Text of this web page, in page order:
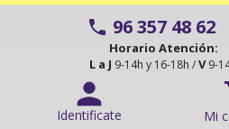
96 357 48 62
Horario Atención:
L a J 9-14h y 16-18h /V9-
Identificate Mi